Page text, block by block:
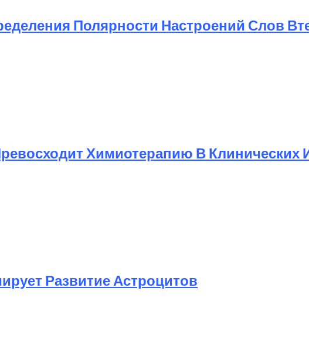
Полярности Настроений Слов
Химиотерапию В Клинических
Развитие Астроцитов